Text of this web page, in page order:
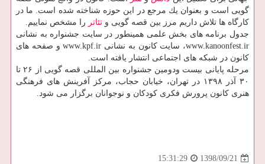
گویی است و بعنوان یك مرجع در این حوزه شناخته شده است. ما در
كارگاه ها تلاش داریم مرز بین قصه گویی و تئاتر را مشخص نماییم.
جدول برنامه های بخش علمی همینطور در سایت جشنواره به نشانی
www.kanoonfest.ir، سایت كانون به نشانی www.kpf.ir و صفحه های
كانون در شبكه های اجتماعی انتشار یافته است.
مرحله پایانی بیست ودومین جشنواره بین المللی قصه گویی از ۲۶ تا
۳۰ آذر ۱۳۹۸ در تهران، خیابان حجاب، مركز آفرینش های فرهنگی
هنری كانون پرورش فكری كودكان و نوجوانان برگزار می شود.
1398/09/21
15:31:29